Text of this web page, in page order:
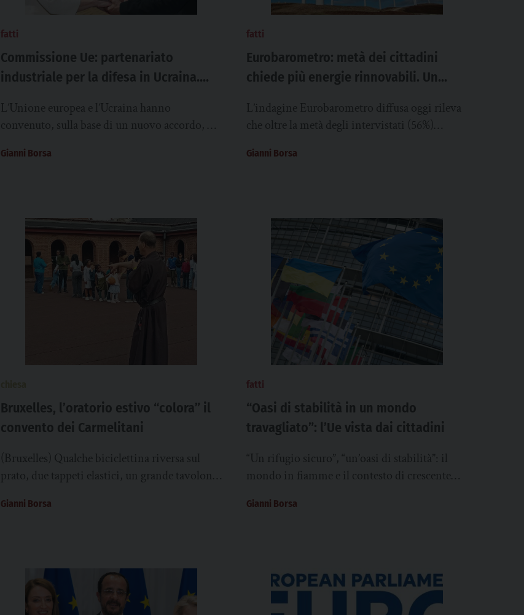
fatti
Commissione Ue: partenariato
industriale per la difesa in Ucraina.
e aerei da guerra
L’Unione europea e l’Ucraina hanno
convenuto, sulla base di un nuovo accordo, di
e sistemi anti-droni...
Gianni Borsa
fatti
Eurobarometro: metà dei cittadini
chiede più energie rinnovabili. Un
L’indagine Eurobarometro diffusa oggi rileva
che oltre la metà degli intervistati (56%)
capacità di energia...
Gianni Borsa
Bruxelles, l’oratorio estivo “colora” il
convento dei Carmelitani
(Bruxelles) Qualche biciclettina riversa sul
prato, due tappeti elastici, un grande tavolone
poco più...
Gianni Borsa
fatti
“Oasi di stabilità in un mondo
travagliato”: l’Ue vista dai cittadini
“Un rifugio sicuro”, “un’oasi di stabilità”: il
mondo in fiamme e il contesto di crescente
ruolo dell’Unione...
Gianni Borsa